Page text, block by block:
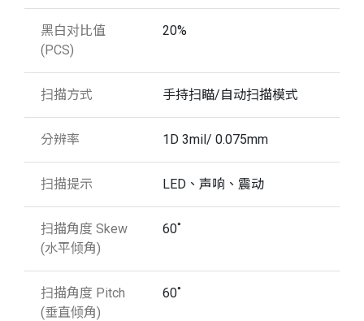
黑白对比值
(PCS)
20%
扫描方式 手持扫瞄/自动扫描模式
分辨率 1D 3mil/ 0.075mm
扫描提示 LED、声响、震动
扫描角度 Skew
(水平倾角)
60˚
扫描角度 Pitch
(垂直倾角)
60˚